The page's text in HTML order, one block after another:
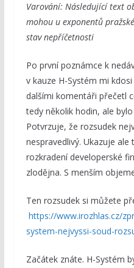
Varování: Následující text
mohou u exponentů
stav nepříčetnosti
Po první poznámce k
v kauze H-Systém mi
dalšími komentáři přečetl
tedy několik hodin, ale
Potvrzuje, že rozsudek
nespravedlivý. Ukazuje ale
rozkradení developerské
zlodějna. S menším
Ten rozsudek si můžete
https://www.irozhlas.cz/
system-nejvyssi-soud-
Začátek znáte. H-Systém